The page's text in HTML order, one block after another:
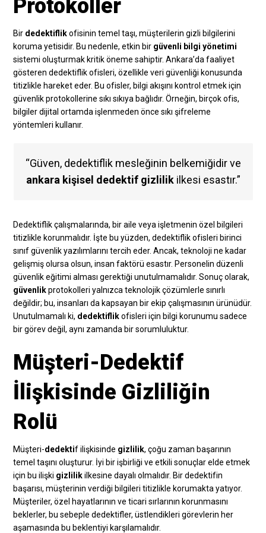
Protokoller
Bir dedektiflikofisinin temel taşı, müşterilerin gizli bilgilerini
koruma yetisidir. Bu nedenle, etkin bir güvenli bilgi yönetimi
sistemi oluşturmak kritik öneme sahiptir. Ankara’da faaliyet
gösteren dedektiflik ofisleri, özellikle veri güvenliği konusunda
titizlikle hareket eder. Bu ofisler, bilgi akışını kontrol etmek için
güvenlik protokollerine sıkı sıkıya bağlıdır. Örneğin, birçok ofis,
bilgiler dijital ortamda işlenmeden önce sıkı şifreleme
yöntemleri kullanır.
“Güven, dedektiflik mesleğinin belkemiğidir ve
ankara kişisel dedektif gizlilikilkesi esastır.”
Dedektiflik çalışmalarında, bir aile veya işletmenin özel bilgileri
titizlikle korunmalıdır. İşte bu yüzden, dedektiflik ofisleri birinci
sınıf güvenlik yazılımlarını tercih eder. Ancak, teknoloji ne kadar
gelişmiş olursa olsun, insan faktörü esastır. Personelin düzenli
güvenlik eğitimi alması gerektiği unutulmamalıdır. Sonuç olarak,
güvenlikprotokolleri yalnızca teknolojik çözümlerle sınırlı
değildir; bu, insanları da kapsayan bir ekip çalışmasının ürünüdür.
Unutulmamalı ki, dedektiflikofisleri için bilgi korunumu sadece
bir görev değil, aynı zamanda bir sorumluluktur.
Müşteri-Dedektif
İlişkisinde Gizliliğin
Rolü
Müşteri-dedektif ilişkisinde gizlilik, çoğu zaman başarının
temel taşını oluşturur. İyi bir işbirliği ve etkili sonuçlar elde etmek
için bu ilişki gizlilikilkesine dayalı olmalıdır. Bir dedektifin
başarısı, müşterinin verdiği bilgileri titizlikle korumakta yatıyor.
Müşteriler, özel hayatlarının ve ticari sırlarının korunmasını
beklerler, bu sebeple dedektifler, üstlendikleri görevlerin her
aşamasında bu beklentiyi karşılamalıdır.